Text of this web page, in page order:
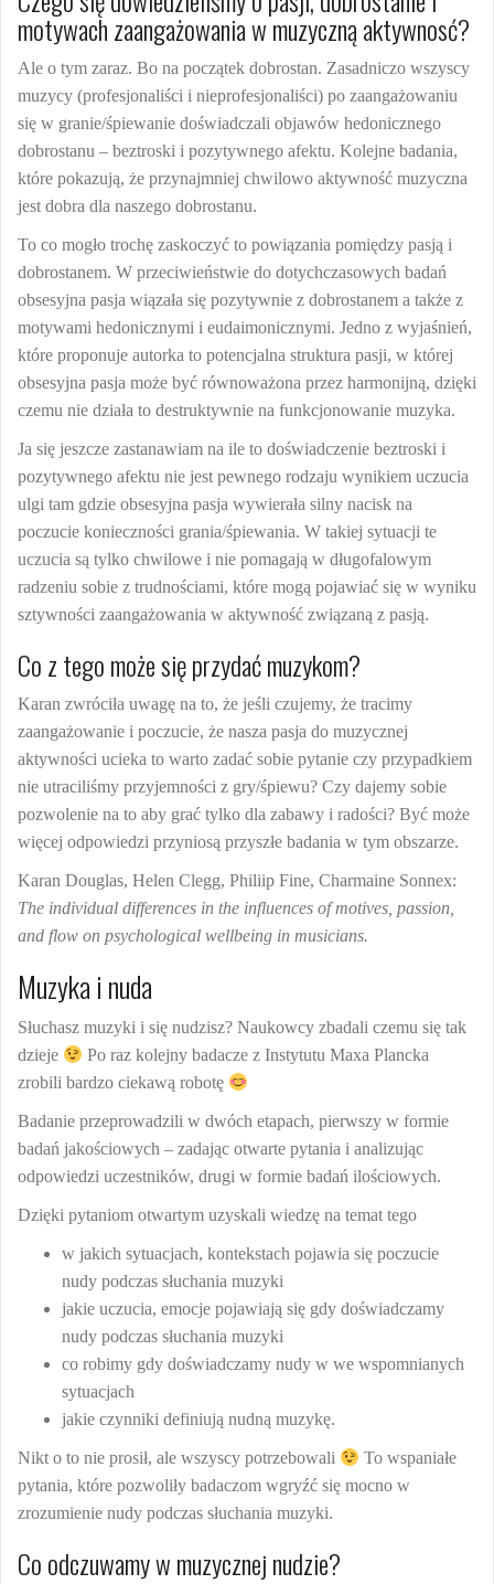
motywach zaangażowania w muzyczną aktywnosć?
Ale o tym zaraz. Bo na początek dobrostan. Zasadniczo wszyscy
muzycy (profesjonaliści i nieprofesjonaliści) po zaangażowaniu
się w granie/śpiewanie doświadczali objawów hedonicznego
dobrostanu – beztroski i pozytywnego afektu. Kolejne badania,
które pokazują, że przynajmniej chwilowo aktywność muzyczna
jest dobra dla naszego dobrostanu.
To co mogło trochę zaskoczyć to powiązania pomiędzy pasją i
dobrostanem. W przeciwieństwie do dotychczasowych badań
obsesyjna pasja wiązała się pozytywnie z dobrostanem a także z
motywami hedonicznymi i eudaimonicznymi. Jedno z wyjaśnień,
które proponuje autorka to potencjalna struktura pasji, w której
obsesyjna pasja może być równoważona przez harmonijną, dzięki
czemu nie działa to destruktywnie na funkcjonowanie muzyka.
Ja się jeszcze zastanawiam na ile to doświadczenie beztroski i
pozytywnego afektu nie jest pewnego rodzaju wynikiem uczucia
ulgi tam gdzie obsesyjna pasja wywierała silny nacisk na
poczucie konieczności grania/śpiewania. W takiej sytuacji te
uczucia są tylko chwilowe i nie pomagają w długofalowym
radzeniu sobie z trudnościami, które mogą pojawiać się w wyniku
sztywności zaangażowania w aktywność związaną z pasją.
Co z tego może się przydać muzykom?
Karan zwróciła uwagę na to, że jeśli czujemy, że tracimy
zaangażowanie i poczucie, że nasza pasja do muzycznej
aktywności ucieka to warto zadać sobie pytanie czy przypadkiem
nie utraciliśmy przyjemności z gry/śpiewu? Czy dajemy sobie
pozwolenie na to aby grać tylko dla zabawy i radości? Być może
więcej odpowiedzi przyniosą przyszłe badania w tym obszarze.
Karan Douglas, Helen Clegg, Philiip Fine, Charmaine Sonnex:
The individual differences in the influences of motives, passion,
and flow on psychological wellbeing in musicians.
Muzyka i nuda
Słuchasz muzyki i się nudzisz? Naukowcy zbadali czemu się tak
dzieje
Po raz kolejny badacze z Instytutu Maxa Plancka
zrobili bardzo ciekawą robotę
Badanie przeprowadzili w dwóch etapach, pierwszy w formie
badań jakościowych – zadając otwarte pytania i analizując
odpowiedzi uczestników, drugi w formie badań ilościowych.
Dzięki pytaniom otwartym uzyskali wiedzę na temat tego
w jakich sytuacjach, kontekstach pojawia się poczucie
nudy podczas słuchania muzyki
jakie uczucia, emocje pojawiają się gdy doświadczamy
nudy podczas słuchania muzyki
co robimy gdy doświadczamy nudy w we wspomnianych
sytuacjach
jakie czynniki definiują nudną muzykę.
Nikt o to nie prosił, ale wszyscy potrzebowali
To wspaniałe
pytania, które pozwoliły badaczom wgryźć się mocno w
zrozumienie nudy podczas słuchania muzyki.
Co odczuwamy w muzycznej nudzie?